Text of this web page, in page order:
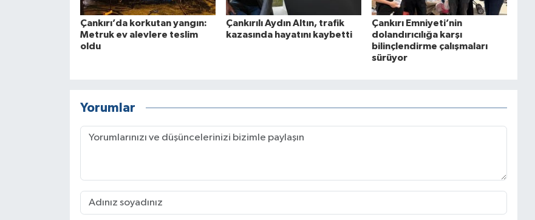
Çankırı’da korkutan yangın:
Metruk ev alevlere teslim
oldu
Çankırılı Aydın Altın, trafik
kazasında hayatını kaybetti
Çankırı Emniyeti’nin
dolandırıcılığa karşı
bilinçlendirme çalışmaları
sürüyor
Yorumlar